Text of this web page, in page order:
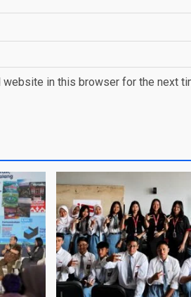
website in this browser for the next